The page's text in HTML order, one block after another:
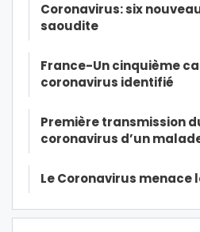
Coronavirus: six
saoudite
France-Un cinquième
coronavirus identifié
Première transmission
coronavirus d’un
Le Coronavirus menace